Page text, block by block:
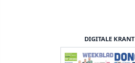
DIGITALE KRANT